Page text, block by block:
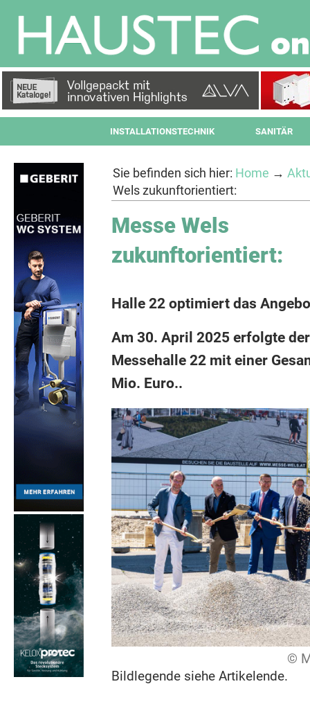
INSTALLATIONSTECHNIK SANITÄR
Sie befinden sich hier: Home →
Wels zukunftorientiert:
Messe Wels
zukunftorientiert:
Halle 22 optimiert das
Am 30. April 2025 erfolgte
Messehalle 22 mit einer
Mio. Euro..
©
Bildlegende siehe Artikelende.